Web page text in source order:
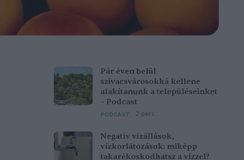
Pár éven belül
szivacsvárosokká kellene
alakítanunk a településeinket
– Podcast
PODCAST 2 perc
Negatív vízállások,
vízkorlátozások: miképp
takarékoskodhatsz a vízzel?